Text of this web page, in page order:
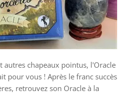
autres chapeaux pointus, l'Oracle
pour vous ! Après le franc succès
retrouvez son Oracle à la